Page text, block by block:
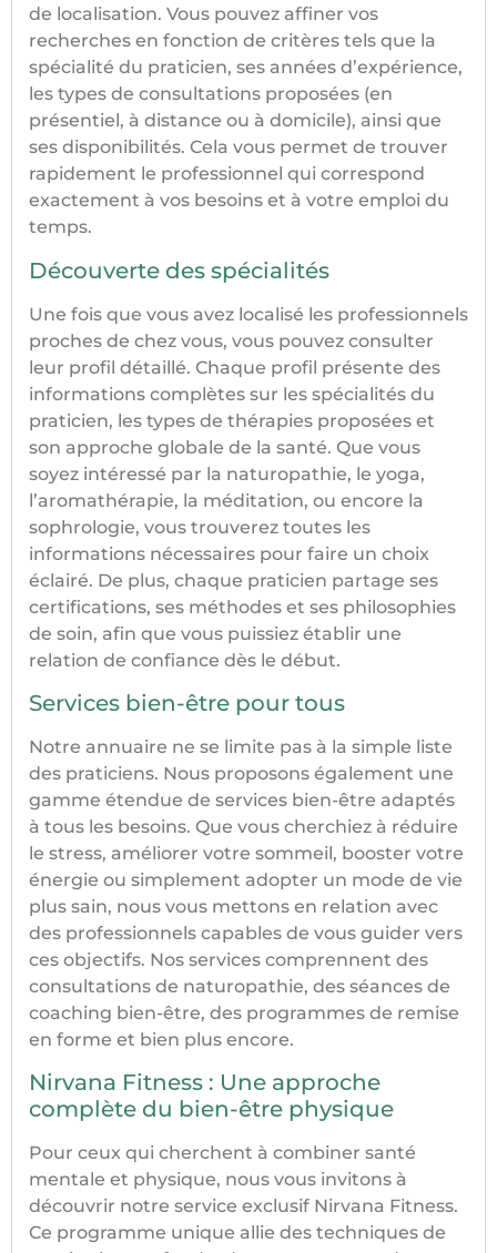
de localisation. Vous pouvez affiner vos
recherches en fonction de critères tels que la
spécialité du praticien, ses années d’expérience,
les types de consultations proposées (en
présentiel, à distance ou à domicile), ainsi que
ses disponibilités. Cela vous permet de trouver
rapidement le professionnel qui correspond
exactement à vos besoins et à votre emploi du
temps.
Découverte des spécialités
Une fois que vous avez localisé les professionnels
proches de chez vous, vous pouvez consulter
leur profil détaillé. Chaque profil présente des
informations complètes sur les spécialités du
praticien, les types de thérapies proposées et
son approche globale de la santé. Que vous
soyez intéressé par la naturopathie, le yoga,
l’aromathérapie, la méditation, ou encore la
sophrologie, vous trouverez toutes les
informations nécessaires pour faire un choix
éclairé. De plus, chaque praticien partage ses
certifications, ses méthodes et ses philosophies
de soin, afin que vous puissiez établir une
relation de confiance dès le début.
Services bien-être pour tous
Notre annuaire ne se limite pas à la simple liste
des praticiens. Nous proposons également une
gamme étendue de services bien-être adaptés
à tous les besoins. Que vous cherchiez à réduire
le stress, améliorer votre sommeil, booster votre
énergie ou simplement adopter un mode de vie
plus sain, nous vous mettons en relation avec
des professionnels capables de vous guider vers
ces objectifs. Nos services comprennent des
consultations de naturopathie, des séances de
coaching bien-être, des programmes de remise
en forme et bien plus encore.
Nirvana Fitness : Une approche
complète du bien-être physique
Pour ceux qui cherchent à combiner santé
mentale et physique, nous vous invitons à
découvrir notre service exclusif Nirvana Fitness.
Ce programme unique allie des techniques de